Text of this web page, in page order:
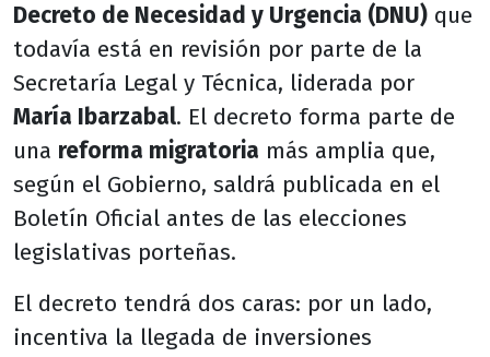
Decreto de Necesidad y Urgencia (DNU) que
todavía está en revisión por parte de la
Secretaría Legal y Técnica, liderada por
María Ibarzabal. El decreto forma parte de
una reforma migratoria más amplia que,
según el Gobierno, saldrá publicada en el
Boletín Oficial antes de las elecciones
legislativas porteñas.
El decreto tendrá dos caras: por un lado,
incentiva la llegada de inversiones